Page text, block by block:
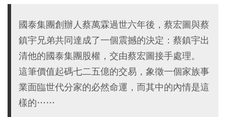
國泰集團創辦人蔡萬霖過世六年後，蔡宏圖與蔡
鎮宇兄弟共同達成了一個震撼的決定：蔡鎮宇出
清他的國泰集團股權，交由蔡宏圖接手處理。
這筆價值起碼七二五億的交易，象徵一個家族事
業面臨世代分家的必然命運，而其中的內情是這
樣的……